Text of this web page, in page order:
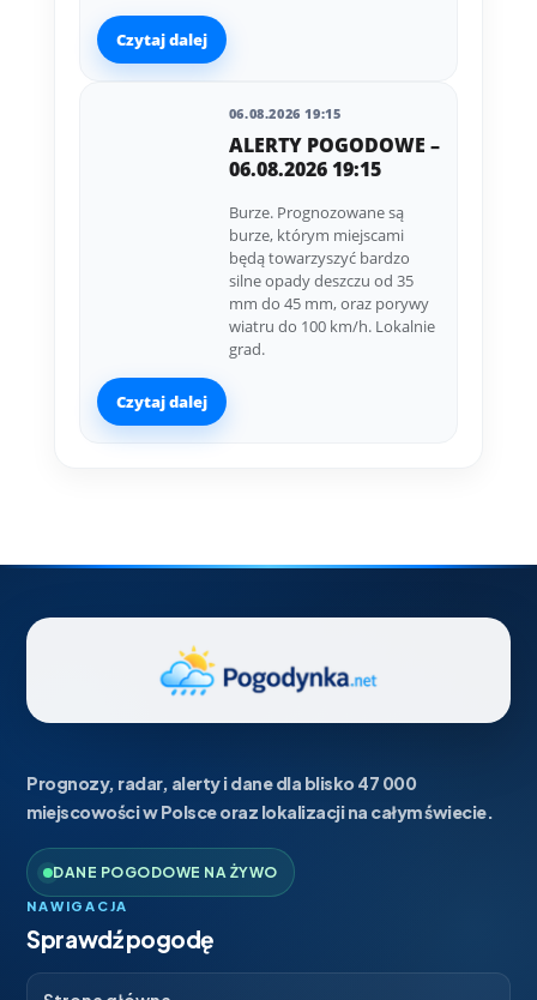
Czytaj dalej
06.08.2026 19:15
ALERTY POGODOWE –
06.08.2026 19:15
Burze. Prognozowane są
burze, którym miejscami
będą towarzyszyć bardzo
silne opady deszczu od 35
mm do 45 mm, oraz porywy
wiatru do 100 km/h. Lokalnie
grad.
Czytaj dalej
Prognozy, radar, alerty i dane dla blisko 47 000
miejscowości w Polsce oraz lokalizacji na całym świecie.
DANE POGODOWE NA ŻYWO
NAWIGACJA
Sprawdź pogodę